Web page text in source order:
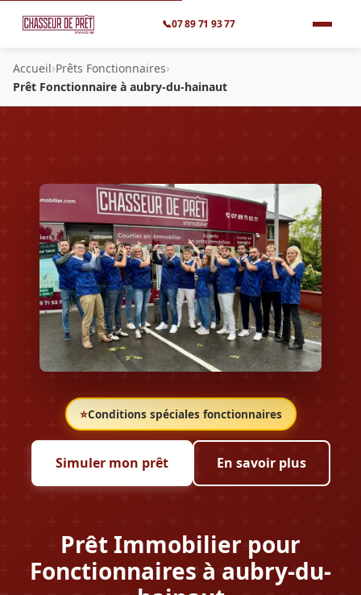
📞07 89 71 93 77
Accueil›Prêts Fonctionnaires›
Prêt Fonctionnaire à aubry-du-hainaut
⭐Conditions spéciales fonctionnaires
Prêt Immobilier pour
Fonctionnaires à aubry-du-
Simuler mon prêt En savoir plus